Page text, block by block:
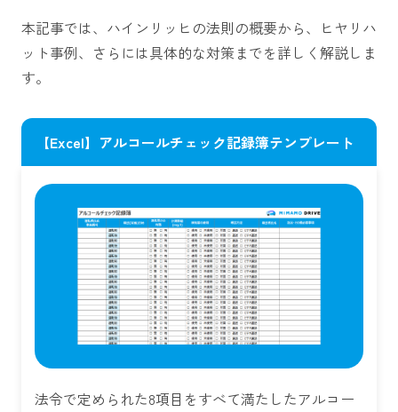
本記事では、ハインリッヒの法則の概要から、ヒヤリハ
ット事例、さらには具体的な対策までを詳しく解説しま
す。
【Excel】アルコールチェック記録簿テンプレート
法令で定められた8項目をすべて満たしたアルコー